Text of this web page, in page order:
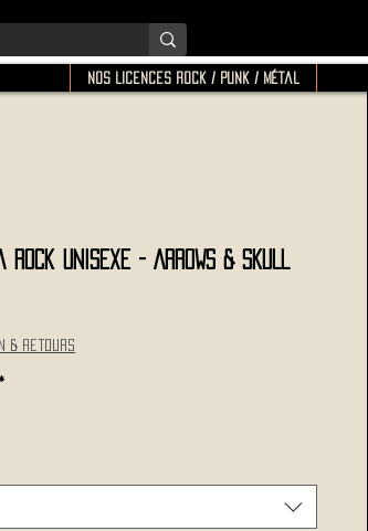
Nos Licences Rock / Punk / Métal
Unisexe - ARROWS & SKULL
& retours
*